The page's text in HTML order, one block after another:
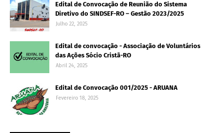
Edital de Convocação de Reunião do Sistema
Diretivo do SINDSEF-RO – Gestão 2023/2025
Julho 22, 2025
Edital de convocação - Associação de Voluntários
das Ações Sócio Cristã-RO
Abril 24, 2025
Edital de Convocação 001/2025 - ARUANA
Fevereiro 18, 2025